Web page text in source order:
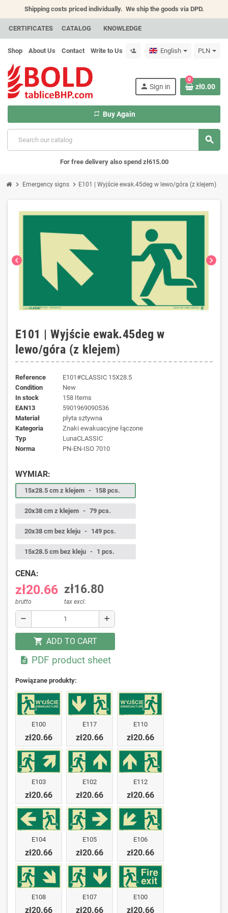
Shipping costs priced individually. We ship the goods via DPD.
CERTIFICATES CATALOG KNOWLEDGE
Shop About Us Contact Write to Us person_add English PLN
search
person Sign in
repeat Buy Again
0
zł0.00
For free delivery also spend zł615.00
chevron_right Emergency signs chevron_right E101 | Wyjście ewak.45deg w lewo/góra (z klejem)
chevron_left chevron_right
E101 | Wyjście ewak.45deg w
lewo/góra (z klejem)
Reference
E101#CLASSIC 15X28.5
Condition
New
In stock
158 Items
EAN13
5901969090536
materiał
płyta sztywna
kategoria
Znaki ewakuacyjne łączone
typ
LunaCLASSIC
norma
PN-EN-ISO 7010
WYMIAR:
15x28.5 cm z klejem - 158 pcs.
20x38 cm z klejem - 79 pcs.
20x38 cm bez kleju - 149 pcs.
15x28.5 cm bez kleju - 1 pcs.
CENA:
zł20.66
brutto
zł16.80
tax excl.
remove add
shopping_cart ADD TO CART
 PDF product sheet
Powiązane produkty:
E100
zł20.66
E117
zł20.66
E110
zł20.66
E103
zł20.66
E102
zł20.66
E112
zł20.66
E104
zł20.66
E105
zł20.66
E106
zł20.66
E108
zł20.66
E107
zł20.66
E100
zł20.66